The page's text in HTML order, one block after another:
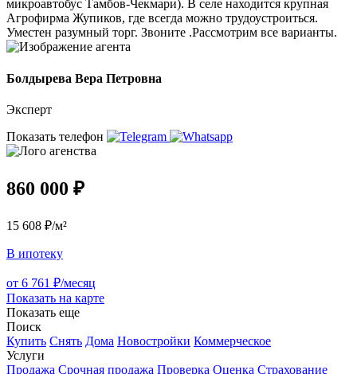
микроавтобус Тамбов-Чекмари). В селе находится крупная
Агрофирма Жупиков, где всегда можно трудоустроиться.
Уместен разумный торг. Звоните .Рассмотрим все варианты.
Болдырева Вера Петровна
Эксперт
Показать телефон
860 000 ₽
15 608 ₽/м²
В ипотеку
от 6 761 ₽/месяц
Показать на карте
Показать еще
Поиск
Купить Снять Дома Новостройки Коммерческое
Услуги
Продажа Срочная продажа Проверка Оценка Страхование